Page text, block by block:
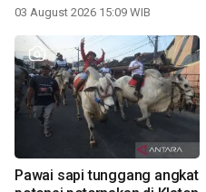
03 August 2026 15:09 WIB
Pawai sapi tunggang angkat